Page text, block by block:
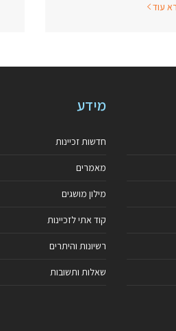
עוד
מידע
חדשות זכיינות
מאמרים
מילון מושגים
קוד אתי לזכיינות
רשיונות והיתרים
שאלות ותשובות